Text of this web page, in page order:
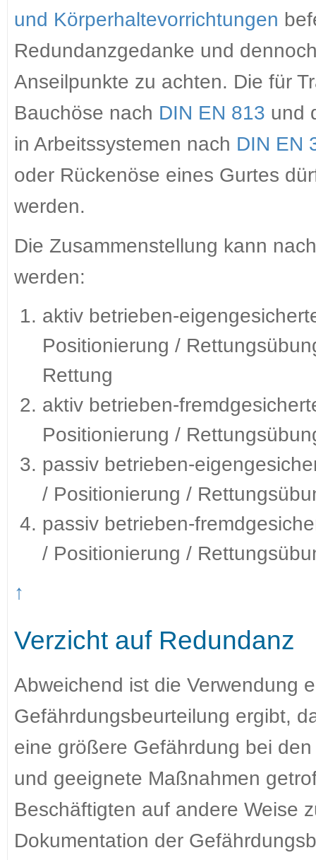
und Körperhaltevorrichtungen
Redundanzgedanke und
Anseilpunkte zu achten. Die für
Bauchöse nach DIN EN 813 und
in Arbeitssystemen nach DIN EN
oder Rückenöse eines Gurtes
werden.
Die Zusammenstellung kann
werden:
aktiv betrieben-
Positionierung /
Rettung
aktiv betrieben-
Positionierung /
passiv betrieben-
/ Positionierung /
passiv betrieben-
/ Positionierung /
↑
Verzicht auf Redundanz
Abweichend ist die Verwendung
Gefährdungsbeurteilung ergibt,
eine größere Gefährdung bei
und geeignete Maßnahmen
Beschäftigten auf andere Weise
Dokumentation der